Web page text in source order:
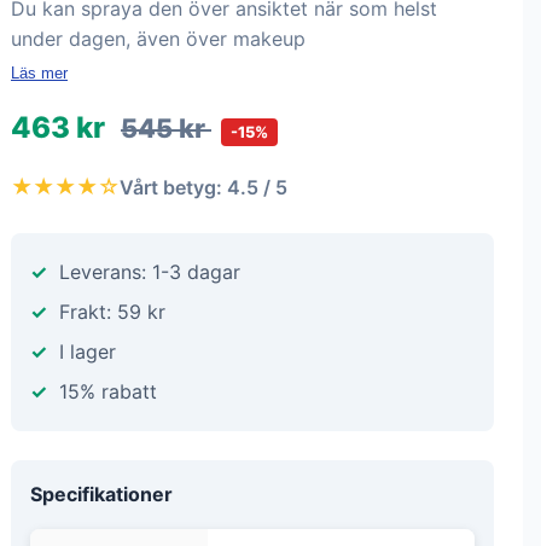
Du kan spraya den över ansiktet när som helst
under dagen, även över makeup
Läs mer
463 kr 545 kr -15%
★★★★☆Vårt betyg: 4.5 / 5
Leverans: 1-3 dagar
Frakt: 59 kr
I lager
15% rabatt
Specifikationer